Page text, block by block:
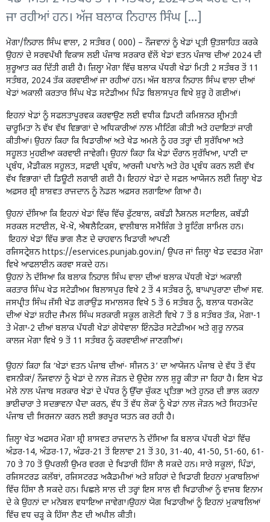
ਜਾ ਰਹੀਆਂ ਹਨ। ਅੱਜ ਬਲਾਕ ਨਿਹਾਲ ਸਿੰਘ […]
ਮੋਗਾ/ਨਿਹਾਲ ਸਿੰਘ ਵਾਲਾ, 2 ਸਤੰਬਰ ( 000) – ਨੌਜਵਾਨਾਂ ਨੂੰ ਖੇਡਾਂ ਪ੍ਰਤੀ ਉਤਸ਼ਾਹਿਤ ਕਰਕੇ
ਉਹਨਾਂ ਦੇ ਸਰਵਪੱਖੀ ਵਿਕਾਸ ਲਈ ਪੰਜਾਬ ਸਰਕਾਰ ਵੱਲੋਂ ਖੇਡਾਂ ਵਤਨ ਪੰਜਾਬ ਦੀਆਂ 2024 ਦੀ
ਸ਼ੁਰੂਆਤ ਕਰ ਦਿੱਤੀ ਗਈ ਹੈ। ਜ਼ਿਲ੍ਹਾ ਮੋਗਾ ਵਿੱਚ ਬਲਾਕ ਪੱਧਰੀ ਖੇਡਾਂ ਮਿਤੀ 2 ਸਤੰਬਰ ਤੋਂ 11
ਸਤੰਬਰ, 2024 ਤੱਕ ਕਰਵਾਈਆਂ ਜਾ ਰਹੀਆਂ ਹਨ। ਅੱਜ ਬਲਾਕ ਨਿਹਾਲ ਸਿੰਘ ਵਾਲਾ ਦੀਆਂ
ਖੇਡਾਂ ਅਕਾਲੀ ਕਰਤਾਰ ਸਿੰਘ ਖੇਡ ਸਟੇਡੀਅਮ ਪਿੰਡ ਬਿਲਾਸਪੁਰ ਵਿਖੇ ਸ਼ੁਰੂ ਹੋ ਗਈਆਂ।
ਇਹਨਾਂ ਖੇਡਾਂ ਨੂੰ ਸਫਲਤਾਪੂਰਵਕ ਕਰਵਾਉਣ ਲਈ ਵਧੀਕ ਡਿਪਟੀ ਕਮਿਸ਼ਨਰ ਸ਼੍ਰੀਮਤੀ
ਚਾਰੂਮਿਤਾ ਨੇ ਵੱਖ ਵੱਖ ਵਿਭਾਗਾਂ ਦੇ ਅਧਿਕਾਰੀਆਂ ਨਾਲ ਮੀਟਿੰਗ ਕੀਤੀ ਅਤੇ ਹਦਾਇਤਾਂ ਜਾਰੀ
ਕੀਤੀਆਂ। ਉਹਨਾਂ ਕਿਹਾ ਕਿ ਖਿਡਾਰੀਆਂ ਅਤੇ ਖੇਡ ਅਮਲੇ ਨੂੰ ਹਰ ਤਰ੍ਹਾਂ ਦੀ ਸੁਰੱਖਿਆ ਅਤੇ
ਸਹੂਲਤ ਮੁਹਈਆ ਕਰਵਾਈ ਜਾਵੇਗੀ। ਉਹਨਾਂ ਕਿਹਾ ਕਿ ਖੇਡਾਂ ਦੌਰਾਨ ਸੁਰੱਖਿਆ, ਪਾਣੀ ਦਾ
ਪ੍ਰਬੰਧ, ਮੈਡੀਕਲ ਸਹੂਲਤ, ਸਫ਼ਾਈ ਪ੍ਰਬੰਧ, ਆਰਜੀ ਪਖਾਨੇ ਅਤੇ ਹੋਰ ਪ੍ਰਬੰਧ ਕਰਨ ਲਈ ਵੱਖ
ਵੱਖ ਵਿਭਾਗਾਂ ਦੀ ਡਿਊਟੀ ਲਗਾਈ ਗਈ ਹੈ। ਇਹਨਾਂ ਖੇਡਾਂ ਦੇ ਸਫ਼ਲ ਆਯੋਜਨ ਲਈ ਜ਼ਿਲ੍ਹਾ ਖੇਡ
ਅਫ਼ਸਰ ਸ਼੍ਰੀ ਸ਼ਾਸ਼ਵਤ ਰਾਜਦਾਨ ਨੂੰ ਨੋਡਲ ਅਫ਼ਸਰ ਲਗਾਇਆ ਗਿਆ ਹੈ।
ਉਹਨਾਂ ਦੱਸਿਆ ਕਿ ਇਹਨਾਂ ਖੇਡਾਂ ਵਿੱਚ ਵਿੱਚ ਫੁੱਟਬਾਲ, ਕਬੱਡੀ ਨੈਸ਼ਨਲ ਸਟਾਇਲ, ਕਬੱਡੀ
ਸਰਕਲ ਸਟਾਈਲ, ਖੋ-ਖੋ, ਐਥਲੈਟਿਕਸ, ਵਾਲੀਬਾਲ ਸਮੈਸ਼ਿੰਗ ਤੇ ਸ਼ੂਟਿੰਗ ਸ਼ਾਮਿਲ ਹਨ।
ਇਹਨਾਂ ਖੇਡਾਂ ਵਿੱਚ ਭਾਗ ਲੈਣ ਦੇ ਚਾਹਵਾਨ ਖਿਡਾਰੀ ਆਪਣੀ
ਰਜਿਸਟ੍ਰੇਸ਼ਨ https://eservices.punjab.gov.in/ ਉਪਰ ਜਾਂ ਜ਼ਿਲ੍ਹਾ ਖੇਡ ਦਫਤਰ ਮੋਗਾ
ਵਿਖੇ ਆਫਲਾਈਨ ਕਰਵਾ ਸਕਦੇ ਹਨ।
ਉਹਨਾਂ ਨੇ ਦੱਸਿਆ ਕਿ ਬਲਾਕ ਨਿਹਾਲ ਸਿੰਘ ਵਾਲਾ ਦੀਆਂ ਬਲਾਕ ਪੱਧਰੀ ਖੇਡਾਂ ਅਕਾਲੀ
ਕਰਤਾਰ ਸਿੰਘ ਖੇਡ ਸਟੇਡੀਅਮ ਬਿਲਾਸਪੁਰ ਵਿਖੇ 2 ਤੋਂ 4 ਸਤੰਬਰ ਨੂੰ, ਬਾਘਾਪੁਰਾਣਾ ਦੀਆਂ ਸਵ.
ਜਸਪ੍ਰੀਤ ਸਿੰਘ ਜੱਸੀ ਖੇਡ ਗਰਾਉਂਡ ਸਮਾਲਸਰ ਵਿਖੇ 5 ਤੋਂ 6 ਸਤੰਬਰ ਨੂੰ, ਬਲਾਕ ਧਰਮਕੋਟ
ਦੀਆਂ ਖੇਡਾਂ ਸ਼ਹੀਦ ਜੈਮਲ ਸਿੰਘ ਸਰਕਾਰੀ ਸਕੂਲ ਗਲੋਟੀ ਵਿਖੇ 7 ਤੋਂ 8 ਸਤੰਬਰ ਤੱਕ, ਮੋਗਾ-1
ਤੇ ਮੋਗਾ-2 ਦੀਆਂ ਬਲਾਕ ਪੱਧਰੀ ਖੇਡਾਂ ਗੋਧੇਵਾਲਾ ਇੰਨਡੋਰ ਸਟੇਡੀਅਮ ਅਤੇ ਗੁਰੂ ਨਾਨਕ
ਕਾਲਜ ਮੋਗਾ ਵਿਖੇ 9 ਤੋਂ 11 ਸਤੰਬਰ ਨੂੰ ਕਰਵਾਈਆਂ ਜਾਣਗੀਆਂ।
ਉਹਨਾਂ ਕਿਹਾ ਕਿ ‘ਖੇਡਾਂ ਵਤਨ ਪੰਜਾਬ ਦੀਆਂ- ਸੀਜਨ 3’ ਦਾ ਆਯੋਜਨ ਪੰਜਾਬ ਦੇ ਵੱਧ ਤੋਂ ਵੱਧ
ਵਸਨੀਕਾਂ/ ਨੌਜਵਾਨਾਂ ਨੂੰ ਖੇਡਾਂ ਦੇ ਨਾਲ ਜੋੜਨ ਦੇ ਉਦੇਸ਼ ਨਾਲ ਸ਼ੁਰੂ ਕੀਤਾ ਜਾ ਰਿਹਾ ਹੈ। ਇਸ ਖੇਡ
ਮੇਲੇ ਨਾਲ ਪੰਜਾਬ ਸਰਕਾਰ ਖੇਡਾਂ ਦੇ ਪੱਧਰ ਨੂੰ ਉੱਚਾ ਚੁੱਕਣ ਪ੍ਰਤਿਭਾ ਅਤੇ ਹੁਨਰ ਦੀ ਭਾਲ ਕਰਨਾ
ਭਾਈਚਾਰਾ ਤੇ ਸਦਭਾਵਨਾ ਪੈਦਾ ਕਰਨ, ਵੱਧ ਤੋਂ ਵੱਧ ਲੋਕਾਂ ਨੂੰ ਖੇਡਾਂ ਨਾਲ ਜੋੜਨ ਅਤੇ ਸਿਹਤਮੰਦ
ਪੰਜਾਬ ਦੀ ਸਿਰਜਨਾ ਕਰਨ ਲਈ ਭਰਪੂਰ ਯਤਨ ਕਰ ਰਹੀ ਹੈ।
ਜ਼ਿਲ੍ਹਾ ਖੇਡ ਅਫਸਰ ਮੋਗਾ ਸ਼੍ਰੀ ਸ਼ਾਸਵਤ ਰਾਜਦਾਨ ਨੇ ਦੱਸਿਆ ਕਿ ਬਲਾਕ ਪੱਧਰੀ ਖੇਡਾਂ ਵਿੱਚ
ਅੰਡਰ-14, ਅੰਡਰ-17, ਅੰਡਰ-21 ਤੋਂ ਇਲਾਵਾ 21 ਤੋਂ 30, 31-40, 41-50, 51-60, 61-
70 ਤੇ 70 ਤੋਂ ਉਪਰਲੀ ਉਮਰ ਵਰਗ ਦੇ ਖਿਡਾਰੀ ਹਿੱਸਾ ਲੈ ਸਕਦੇ ਹਨ। ਸਾਰੇ ਸਕੂਲਾਂ, ਪਿੰਡਾਂ,
ਰਜਿਸਟਰਡ ਕਲੱਬਾਂ, ਰਜਿਸਟਰਡ ਅਕੈਡਮੀਆਂ ਅਤੇ ਸ਼ਹਿਰਾਂ ਦੇ ਖਿਡਾਰੀ ਇਹਨਾਂ ਮੁਕਾਬਲਿਆਂ
ਵਿੱਚ ਹਿੱਸਾ ਲੈ ਸਕਦੇ ਹਨ। ਪਿਛਲੇ ਸਾਲ ਦੀ ਤਰ੍ਹਾਂ ਇਸ ਸਾਲ ਵੀ ਖਿਡਾਰੀਆਂ ਨੂੰ ਵਾਜਬ ਇਨਾਮ
ਦੇ ਕੇ ਉਹਨਾਂ ਦਾ ਮਨੋਬਲ ਵਧਾਇਆ ਜਾਵੇਗਾ।ਉਹਨਾਂ ਯੋਗ ਖਿਡਾਰੀਆਂ ਨੂੰ ਇਹਨਾਂ ਮੁਕਾਬਲਿਆਂ
ਵਿੱਚ ਵਧ ਚੜ੍ਹ ਕੇ ਹਿੱਸਾ ਲੈਣ ਦੀ ਅਪੀਲ ਕੀਤੀ।